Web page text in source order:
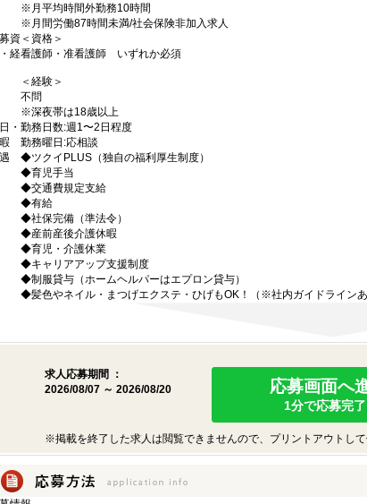
※月平均時間外勤務10時間
※月間労働87時間未満/社会保険非加入求人
資
経
＜資格＞
看護師・准看護師 いずれか必須
＜経験＞
不問
※深夜帯は18歳以上
・ 勤務日数:週1〜2日程度
勤務曜日:応相談
◆ツクイPLUS（独自の福利厚生制度）
◆育児手当
◆交通費規定支給
◆有給
◆社保完備（準法令）
◆産前産後介護休暇
◆育児・介護休業
◆キャリアアップ支援制度
◆制服貸与（ホームヘルパーはエプロン貸与）
◆髪色やネイル・まつげエクステ・ひげもOK！（※社内ガイドラインあ
求人応募期間 ：
2026/08/07 ～ 2026/08/20
応募画面へ
1分で応募完
※掲載を終了した求人は閲覧できませんので、プリントアウトして